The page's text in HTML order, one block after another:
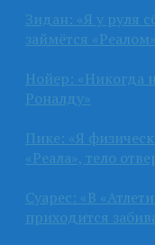
Зидан: «Я у руля
займётся
Нойер: «Никогда
Роналду»
Пике: «Я
«Реала», тело
Суарес: «В
приходится